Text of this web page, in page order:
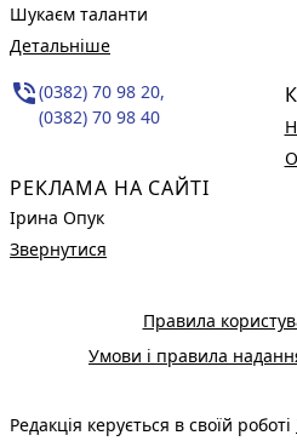
Шукаєм таланти
Детальніше
phone_in_talk(0382) 70 98 20,
(0382) 70 98 40
РЕКЛАМА НА САЙТІ
Ірина Опук
Звернутися
Правила
Умови і правила
Редакція керується в своїй роботі